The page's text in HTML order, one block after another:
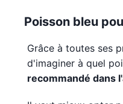
Poisson bleu
Grâce à toutes ses
d'imaginer à quel
recommandé dans